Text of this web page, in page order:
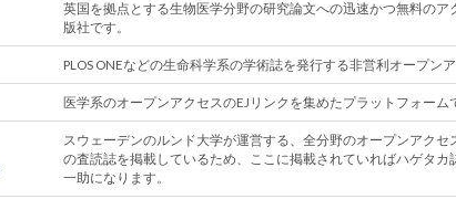
英国を拠点とする生物医学分野の研究論文への迅速かつ無料のア
版社です。
PLOS ONEなどの生命科学系の学術誌を発行する非営利オープン
医学系のオープンアクセスのEJリンクを集めたプラットフォーム
スウェーデンのルンド大学が運営する、全分野のオープンアク
の査読誌を掲載しているため、ここに掲載されていればハゲタ
一助になります。